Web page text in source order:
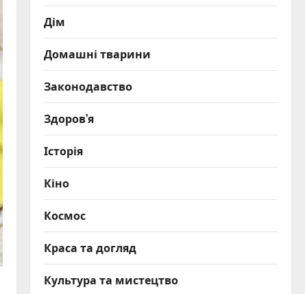
Дім
Домашні тварини
Законодавство
Здоров’я
Історія
Кіно
Космос
Краса та догляд
Культура та мистецтво